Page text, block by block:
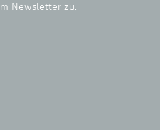
Newsletter zu.